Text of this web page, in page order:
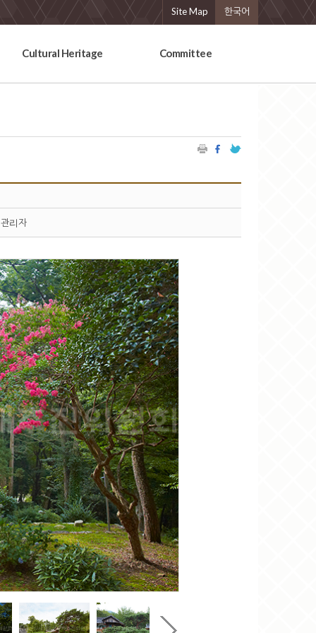
Site Map 한국어
Cultural Heritage Committee
관리자